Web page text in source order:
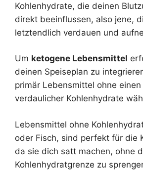
Kohlenhydrate, die deinen
direkt beeinflussen, also jene,
letztendlich verdauen und
Um ketogene Lebensmittel
deinen Speiseplan zu
primär Lebensmittel ohne
verdaulicher Kohlenhydrate
Lebensmittel ohne
oder Fisch, sind perfekt für die
da sie dich satt machen, ohne
Kohlenhydratgrenze zu